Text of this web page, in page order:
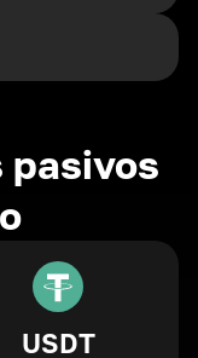
pasivos
USDT